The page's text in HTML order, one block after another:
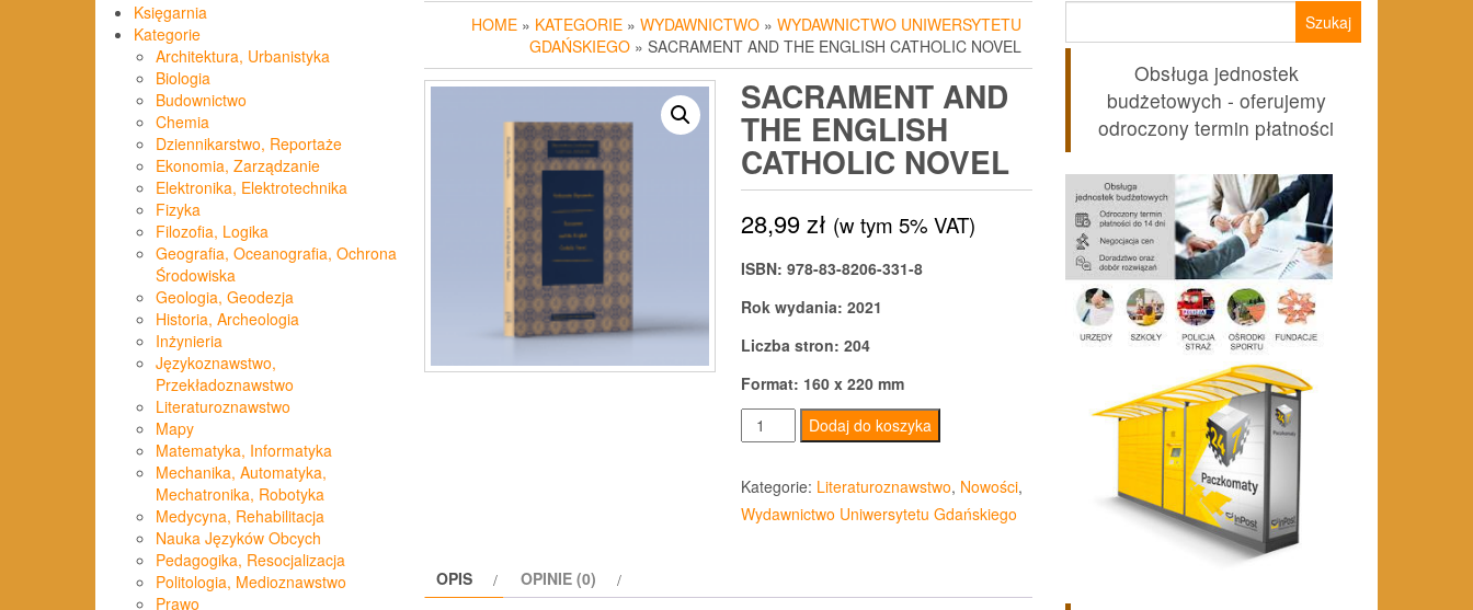
Księgarnia
Kategorie
Architektura, Urbanistyka
Biologia
Budownictwo
Chemia
Dziennikarstwo, Reportaże
Ekonomia, Zarządzanie
Elektronika, Elektrotechnika
Fizyka
Filozofia, Logika
Geografia, Oceanografia, Ochrona
Środowiska
Geologia, Geodezja
Historia, Archeologia
Inżynieria
Językoznawstwo,
Przekładoznawstwo
Literaturoznawstwo
Mapy
Matematyka, Informatyka
Mechanika, Automatyka,
Mechatronika, Robotyka
Medycyna, Rehabilitacja
Nauka Języków Obcych
Pedagogika, Resocjalizacja
Politologia, Medioznawstwo
Prawo
HOME » KATEGORIE » WYDAWNICTWO » WYDAWNICTWO UNIWERSYTETU
GDAŃSKIEGO » SACRAMENT AND THE ENGLISH CATHOLIC NOVEL
SACRAMENT AND
THE ENGLISH
CATHOLIC NOVEL
28,99zł (w tym 5% VAT)
ISBN: 978-83-8206-331-8
Rok wydania: 2021
Liczba stron: 204
Format: 160 x 220 mm
ilość
Sacrament
and
the
English
Dodaj do koszyka
Kategorie: Literaturoznawstwo, Nowości,
Wydawnictwo Uniwersytetu Gdańskiego
OPIS OPINIE (0)
Obsługa jednostek
budżetowych - oferujemy
odroczony termin płatności